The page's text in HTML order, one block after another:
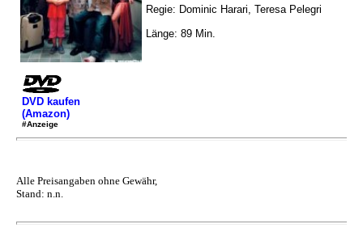
Regie: Dominic Harari, Teresa Pelegri
Länge: 89 Min.
DVD kaufen
(Amazon)
#Anzeige
Alle Preisangaben ohne Gewähr,
Stand: n.n.